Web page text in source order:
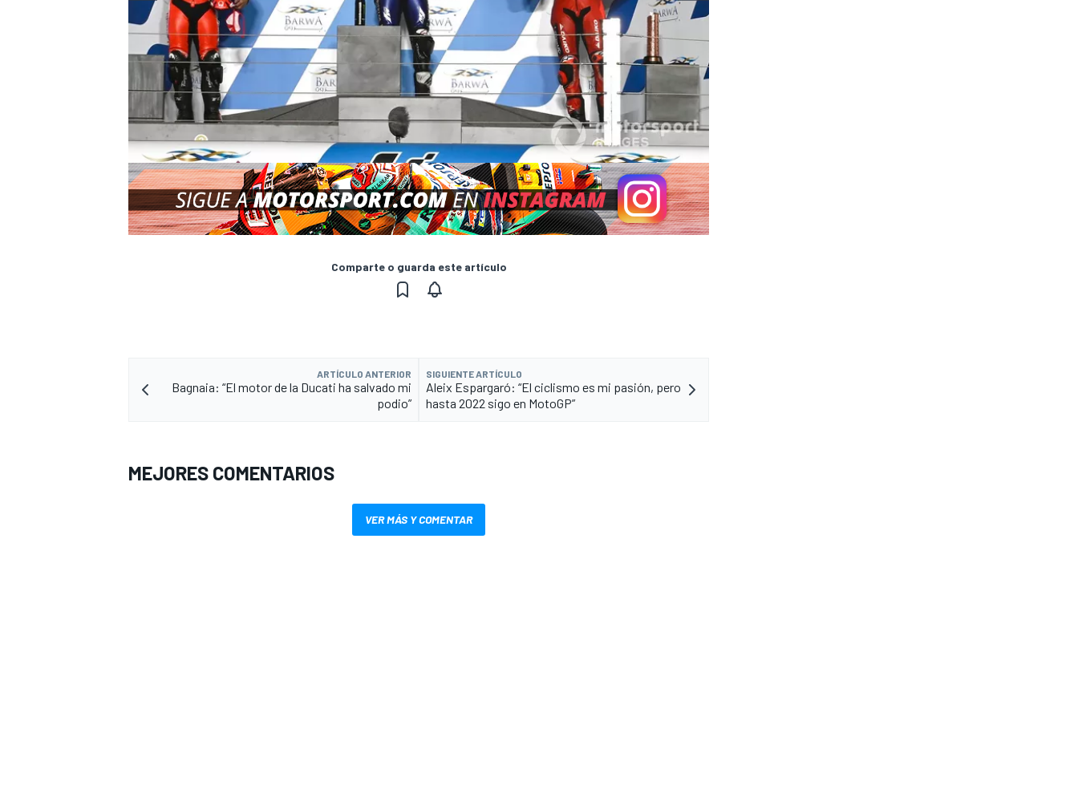
Comparte o guarda este artículo
ARTÍCULO ANTERIOR
Bagnaia: “El motor de la Ducati ha salvado mi
podio”
SIGUIENTE ARTÍCULO
Aleix Espargaró: “El ciclismo es mi pasión, pero
hasta 2022 sigo en MotoGP”
MEJORES COMENTARIOS
VER MÁS Y COMENTAR